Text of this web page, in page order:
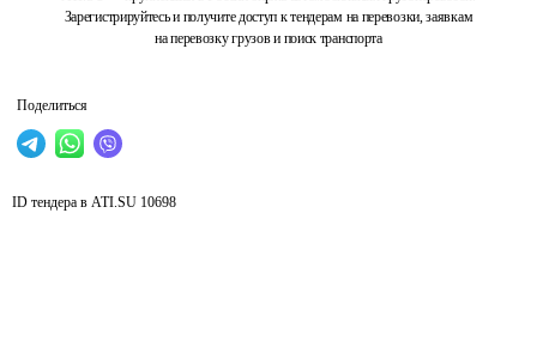
Зарегистрируйтесь и получите доступ к тендерам на перевозки, заявкам
на перевозку грузов и поиск транспорта
Поделиться
ID тендера в ATI.SU 10698